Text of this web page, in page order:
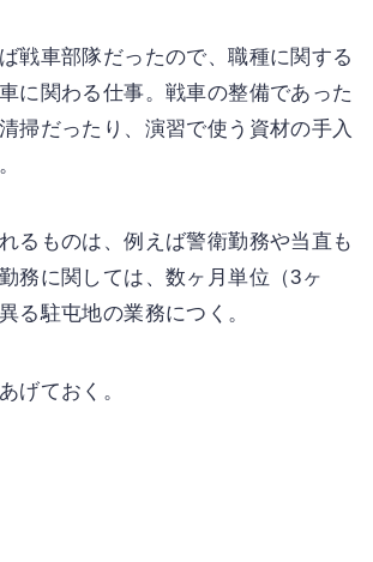
戦車部隊だったので、職種に関する
に関わる仕事。戦車の整備であった
掃だったり、演習で使う資材の手入
るものは、例えば警衛勤務や当直も
務に関しては、数ヶ月単位（3ヶ
る駐屯地の業務につく。
げておく。